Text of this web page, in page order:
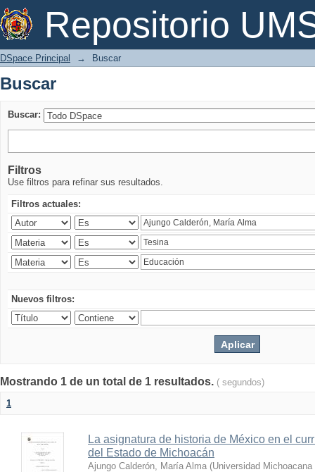
Repositorio
Buscar
DSpace Principal → Buscar
Buscar
Buscar:
Filtros
Use filtros para refinar sus resultados.
Filtros actuales:
Nuevos filtros:
Mostrando 1 de un total de 1 resultados. ( segundos)
1
La asignatura de historia de México en el
del Estado de Michoacán
Ajungo Calderón, María Alma (Universidad